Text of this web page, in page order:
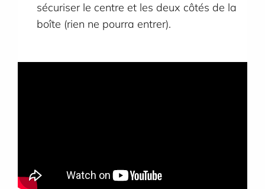
sécuriser le centre et les deux côtés de la
boîte (rien ne pourra entrer).